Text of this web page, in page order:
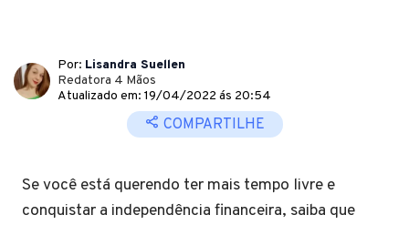
Por: Lisandra Suellen
Redatora 4 Mãos
Atualizado em: 19/04/2022 ás 20:54
COMPARTILHE
Se você está querendo ter mais tempo livre e
conquistar a independência financeira, saiba que